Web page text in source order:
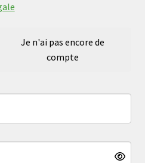
Je n'ai pas encore de
compte